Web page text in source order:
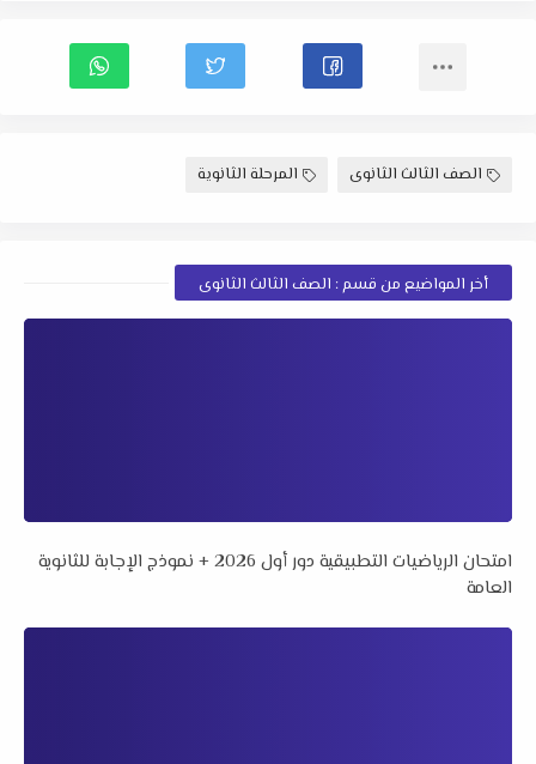
الصف الثالث الثانوى المرحلة الثانوية
أخر المواضيع من قسم : الصف الثالث الثانوى
امتحان الرياضيات التطبيقية دور أول 2026 + نموذج الإجابة للثانوية
العامة